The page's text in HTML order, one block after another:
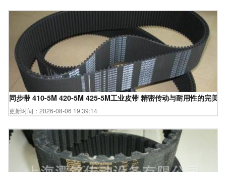
同步带 410-5M 420-5M 425-5M工业皮带 精密传动与耐用性的完美
更新时间：2026-08-06 19:39:14